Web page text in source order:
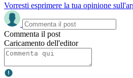
Vorresti esprimere la tua opinione
Commenta il post
Caricamento dell'editor